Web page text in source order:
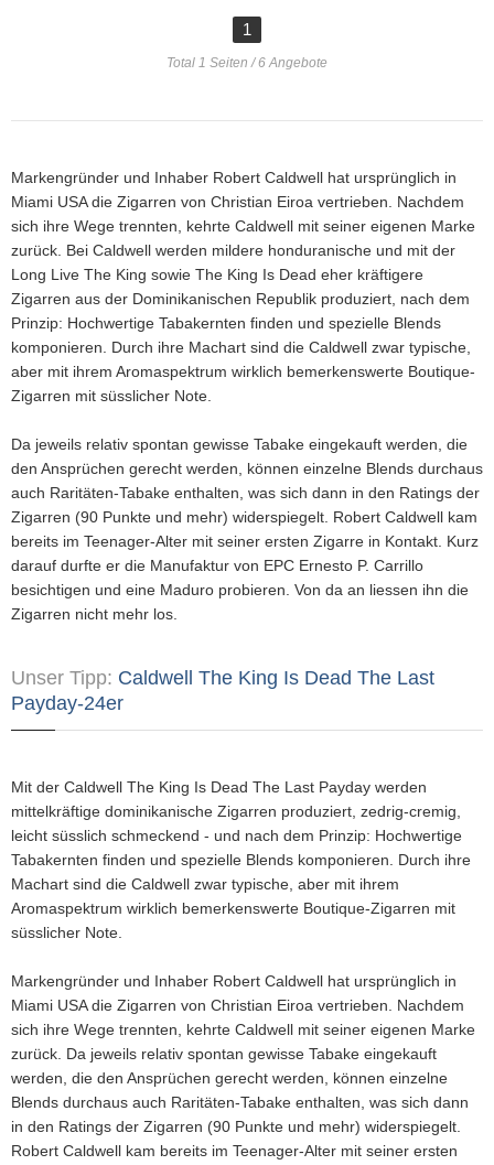
1
Total 1 Seiten / 6 Angebote
Markengründer und Inhaber Robert Caldwell hat ursprünglich in
Miami USA die Zigarren von Christian Eiroa vertrieben. Nachdem
sich ihre Wege trennten, kehrte Caldwell mit seiner eigenen Marke
zurück. Bei Caldwell werden mildere honduranische und mit der
Long Live The King sowie The King Is Dead eher kräftigere
Zigarren aus der Dominikanischen Republik produziert, nach dem
Prinzip: Hochwertige Tabakernten finden und spezielle Blends
komponieren. Durch ihre Machart sind die Caldwell zwar typische,
aber mit ihrem Aromaspektrum wirklich bemerkenswerte Boutique-
Zigarren mit süsslicher Note.
Da jeweils relativ spontan gewisse Tabake eingekauft werden, die
den Ansprüchen gerecht werden, können einzelne Blends durchaus
auch Raritäten-Tabake enthalten, was sich dann in den Ratings der
Zigarren (90 Punkte und mehr) widerspiegelt. Robert Caldwell kam
bereits im Teenager-Alter mit seiner ersten Zigarre in Kontakt. Kurz
darauf durfte er die Manufaktur von EPC Ernesto P. Carrillo
besichtigen und eine Maduro probieren. Von da an liessen ihn die
Zigarren nicht mehr los.
Unser Tipp: Caldwell The King Is Dead The Last
Payday-24er
Mit der Caldwell The King Is Dead The Last Payday werden
mittelkräftige dominikanische Zigarren produziert, zedrig-cremig,
leicht süsslich schmeckend - und nach dem Prinzip: Hochwertige
Tabakernten finden und spezielle Blends komponieren. Durch ihre
Machart sind die Caldwell zwar typische, aber mit ihrem
Aromaspektrum wirklich bemerkenswerte Boutique-Zigarren mit
süsslicher Note.
Markengründer und Inhaber Robert Caldwell hat ursprünglich in
Miami USA die Zigarren von Christian Eiroa vertrieben. Nachdem
sich ihre Wege trennten, kehrte Caldwell mit seiner eigenen Marke
zurück. Da jeweils relativ spontan gewisse Tabake eingekauft
werden, die den Ansprüchen gerecht werden, können einzelne
Blends durchaus auch Raritäten-Tabake enthalten, was sich dann
in den Ratings der Zigarren (90 Punkte und mehr) widerspiegelt.
Robert Caldwell kam bereits im Teenager-Alter mit seiner ersten